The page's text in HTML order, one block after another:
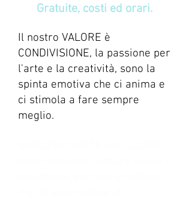
Gratuite, costi ed orari.
Il nostro VALORE è
CONDIVISIONE, la passione per
l'arte e la creatività, sono la
spinta emotiva che ci anima e
ci stimola a fare sempre
meglio.